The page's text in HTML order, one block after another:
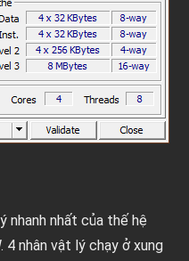
nhanh nhất của thế hệ
4 nhân vật lý chạy ở xung